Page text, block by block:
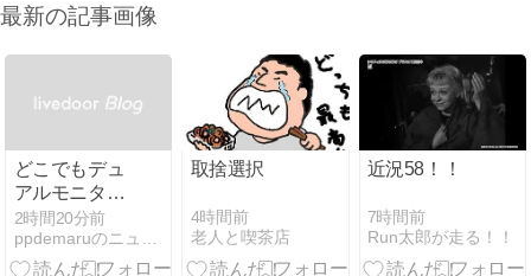
最新の記事画像
どこでもデュ
アルモニタ
ー！ノートPC
の限界を超え
るモバイルデ
2時間20分前
取捨選択
4時間前
老人と喫茶店
近況58！！
7時間前
Run太郎が走る！！